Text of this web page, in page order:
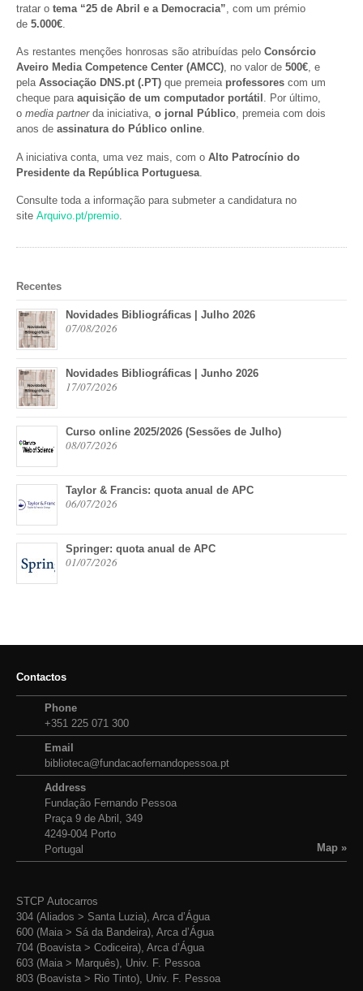
tratar o tema “25 de Abril e a Democracia” , com um prémio
de 5.000€
As restantes menções honrosas são atribuídas pelo Consórcio
Aveiro Media Competence Center (AMCC), no valor de 500€, e
pela Associação DNS.pt (.PT) que premeia professores com um
cheque para aquisição de um computador portátil . Por último,
o media partnerda iniciativa, o jornal Público, premeia com dois
anos de assinatura do Público online.
A iniciativa conta, uma vez mais, com o Alto Patrocínio do
Presidente da República Portuguesa
Consulte toda a informação para submeter a candidatura no
site Arquivo.pt/premio.
Recentes
Novidades Bibliográficas | Julho 2026
07/08/2026
Novidades Bibliográficas | Junho 2026
17/07/2026
Curso online 2025/2026 (Sessões de Julho)
08/07/2026
Taylor & Francis: quota anual de APC
06/07/2026
Springer: quota anual de APC
01/07/2026
Contactos
Phone
+351 225 071 300
Email
biblioteca@fundacaofernandopessoa.pt
Address
Fundação Fernando Pessoa
Praça 9 de Abril, 349
4249-004 Porto
Portugal
Map »
STCP Autocarros
304 (Aliados > Santa Luzia), Arca d’Água
600 (Maia > Sá da Bandeira), Arca d’Água
704 (Boavista > Codiceira), Arca d’Água
603 (Maia > Marquês), Univ. F. Pessoa
803 (Boavista > Rio Tinto), Univ. F. Pessoa